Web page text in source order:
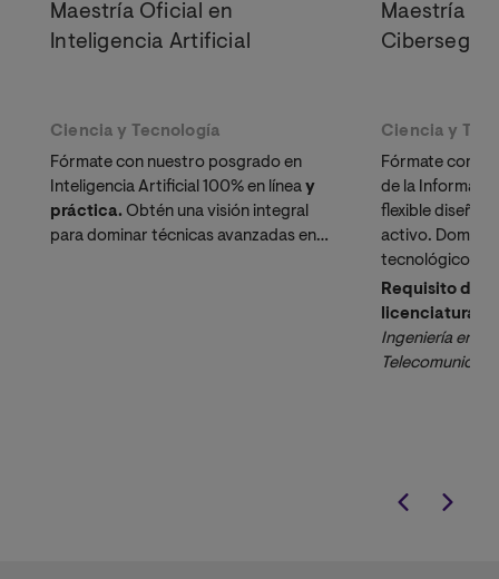
Maestría Oficial en
Inteligencia Artificial
Ciencia y Tecnología
Fórmate con nuestro posgrado en
Inteligencia Artificial 100% en líneay
práctica. Obtén una visión integral
para dominar técnicas avanzadas en
Maestría
Ciencia y
Fórmate como
de la
flexible
activo. Domina
tecnológicos y
Requisito de
licenciatura o
Ingeniería en